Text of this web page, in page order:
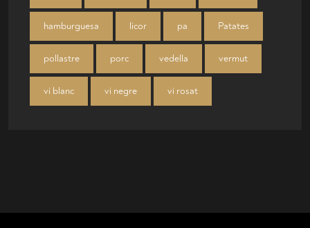
hamburguesa licor pa Patates
pollastre porc vedella vermut
vi blanc vi negre vi rosat